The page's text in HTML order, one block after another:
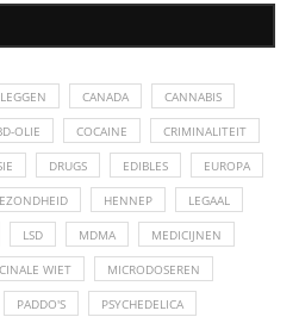
CANADA CANNABIS
OLIE COCAINE CRIMINALITEIT
DRUGS EDIBLES EUROPA
HENNEP LEGAAL
LSD MDMA MEDICIJNEN
WIET MICRODOSEREN
PADDO'S PSYCHEDELICA